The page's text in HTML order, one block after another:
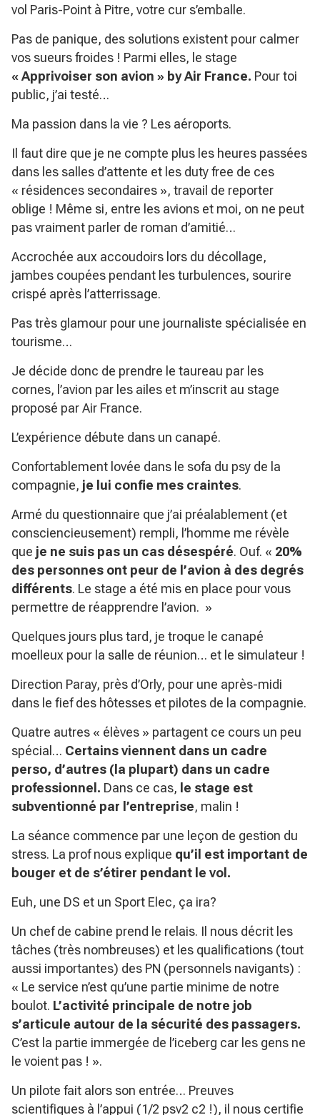
vol Paris-Point à Pitre, votre cur s’emballe.
Pas de panique, des solutions existent pour calmer
vos sueurs froides ! Parmi elles, le stage
« Apprivoiser son avion » by Air France. Pour toi
public, j’ai testé…
Ma passion dans la vie ? Les aéroports.
Il faut dire que je ne compte plus les heures passées
dans les salles d’attente et les duty free de ces
« résidences secondaires », travail de reporter
oblige ! Même si, entre les avions et moi, on ne peut
pas vraiment parler de roman d’amitié…
Accrochée aux accoudoirs lors du décollage,
jambes coupées pendant les turbulences, sourire
crispé après l’atterrissage.
Pas très glamour pour une journaliste spécialisée en
tourisme…
Je décide donc de prendre le taureau par les
cornes, l’avion par les ailes et m’inscrit au stage
proposé par Air France.
L’expérience débute dans un canapé.
Confortablement lovée dans le sofa du psy de la
compagnie, je lui confie mes craintes.
Armé du questionnaire que j’ai préalablement (et
consciencieusement) rempli, l’homme me révèle
que je ne suis pas un cas désespéré. Ouf. « 20%
des personnes ont peur de l’avion à des degrés
différents. Le stage a été mis en place pour vous
permettre de réapprendre l’avion. »
Quelques jours plus tard, je troque le canapé
moelleux pour la salle de réunion… et le simulateur !
Direction Paray, près d’Orly, pour une après-midi
dans le fief des hôtesses et pilotes de la compagnie.
Quatre autres « élèves » partagent ce cours un peu
spécial… Certains viennent dans un cadre
perso, d’autres (la plupart) dans un cadre
professionnel. Dans ce cas, le stage est
subventionné par l’entreprise, malin !
La séance commence par une leçon de gestion du
stress. La prof nous explique qu’il est important de
bouger et de s’étirer pendant le vol.
Euh, une DS et un Sport Elec, ça ira?
Un chef de cabine prend le relais. Il nous décrit les
tâches (très nombreuses) et les qualifications (tout
aussi importantes) des PN (personnels navigants) :
« Le service n’est qu’une partie minime de notre
boulot. L’activité principale de notre job
s’articule autour de la sécurité des passagers.
C’est la partie immergée de l’iceberg car les gens ne
le voient pas ! ».
Un pilote fait alors son entrée… Preuves
scientifiques à l’appui (1/2 psv2 c2 !), il nous certifie